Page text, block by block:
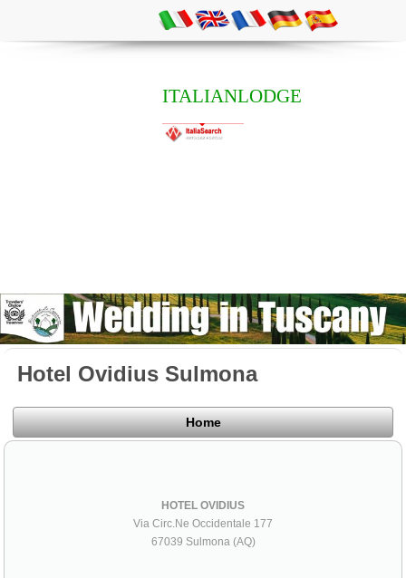
ITALIANLODGE
Hotel Ovidius Sulmona
Home
HOTEL OVIDIUS
Via Circ.Ne Occidentale 177
67039 Sulmona (AQ)